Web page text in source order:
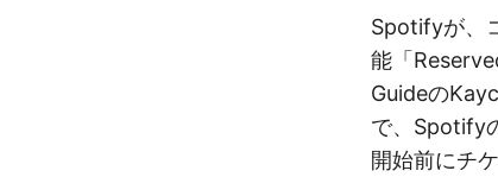
Spotifyが、
能「
Guideの
で、Spotify
開始前にチ